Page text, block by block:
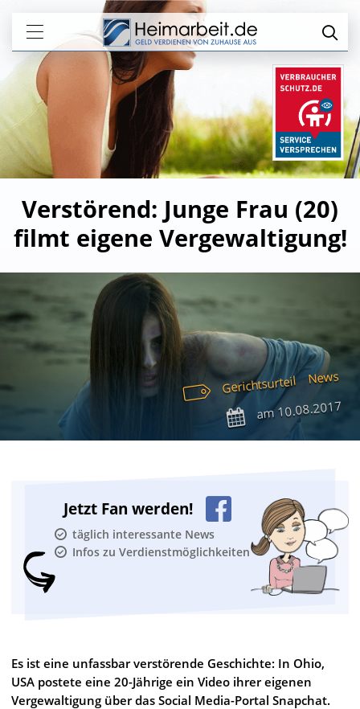
Verstörend: Junge Frau (20)
filmt eigene Vergewaltigung!
Gerichtsurteil News
am10.08.2017
Jetzt Fan werden!
täglich interessante News
Infos zu Verdienstmöglichkeiten
Es ist eine unfassbar verstörende Geschichte: In Ohio,
USA postete eine 20-Jährige ein Video ihrer eigenen
Vergewaltigung über das Social Media-Portal Snapchat.